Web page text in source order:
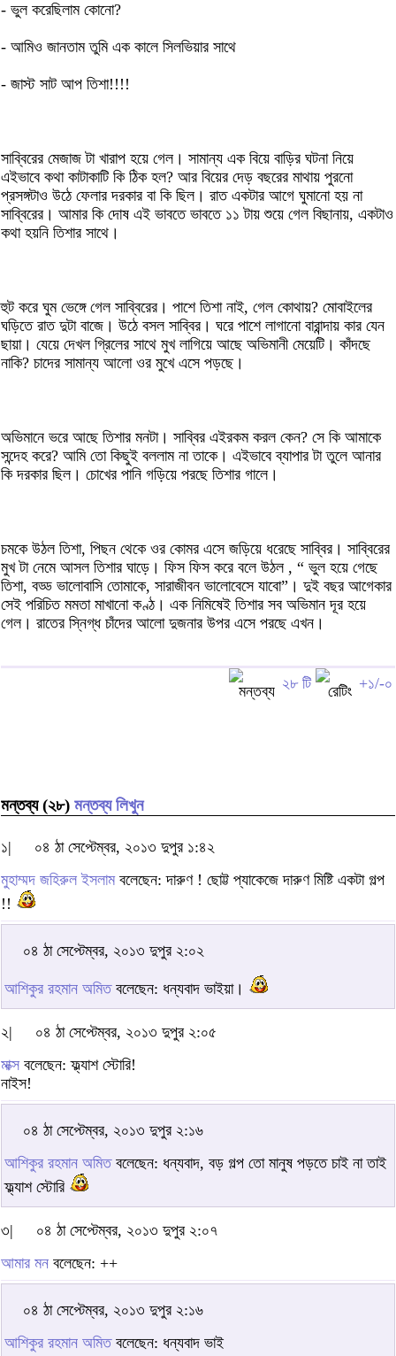
- ভুল করেছিলাম কোনো?
- আমিও জানতাম তুমি এক কালে সিলভিয়ার সাথে
- জাস্ট সাট আপ তিশা!!!!
সাব্বিরের মেজাজ টা খারাপ হয়ে গেল। সামান্য এক বিয়ে বাড়ির ঘটনা নিয়ে
এইভাবে কথা কাটাকাটি কি ঠিক হল? আর বিয়ের দেড় বছরের মাথায় পুরনো
প্রসঙ্গটাও উঠে ফেলার দরকার বা কি ছিল। রাত একটার আগে ঘুমানো হয় না
সাব্বিরের। আমার কি দোষ এই ভাবতে ভাবতে ১১ টায় শুয়ে গেল বিছানায়, একটাও
কথা হয়নি তিশার সাথে।
হুট করে ঘুম ভেঙ্গে গেল সাব্বিরের। পাশে তিশা নাই, গেল কোথায়? মোবাইলের
ঘড়িতে রাত দুটা বাজে। উঠে বসল সাব্বির। ঘরে পাশে লাগানো বারান্দায় কার যেন
ছায়া। যেয়ে দেখল গ্রিলের সাথে মুখ লাগিয়ে আছে অভিমানী মেয়েটি। কাঁদছে
নাকি? চাদের সামান্য আলো ওর মুখে এসে পড়ছে।
অভিমানে ভরে আছে তিশার মনটা। সাব্বির এইরকম করল কেন? সে কি আমাকে
সন্দেহ করে? আমি তো কিছুই বললাম না তাকে। এইভাবে ব্যাপার টা তুলে আনার
কি দরকার ছিল। চোখের পানি গড়িয়ে পরছে তিশার গালে।
চমকে উঠল তিশা, পিছন থেকে ওর কোমর এসে জড়িয়ে ধরেছে সাব্বির। সাব্বিরের
মুখ টা নেমে আসল তিশার ঘাড়ে। ফিস ফিস করে বলে উঠল , “ ভুল হয়ে গেছে
তিশা, বড্ড ভালোবাসি তোমাকে, সারাজীবন ভালোবেসে যাবো”। দুই বছর আগেকার
সেই পরিচিত মমতা মাখানো কণ্ঠ। এক নিমিষেই তিশার সব অভিমান দূর হয়ে
গেল। রাতের স্নিগ্ধ চাঁদের আলো দুজনার উপর এসে পরছে এখন।
২৮ টি +১/-০
মন্তব্য (২৮) মন্তব্য লিখুন
১|
০৪ ঠা সেপ্টেম্বর, ২০১৩ দুপুর ১:৪২
মুহাম্মদ জহিরুল ইসলামবলেছেন: দারুণ ! ছোট্ট প্যাকেজে দারুণ মিষ্টি একটা গল্প
!!
০৪ ঠা সেপ্টেম্বর, ২০১৩ দুপুর ২:০২
আশিকুর রহমান অমিতবলেছেন: ধন্যবাদ ভাইয়া।
২|
০৪ ঠা সেপ্টেম্বর, ২০১৩ দুপুর ২:০৫
মাক্স বলেছেন: ফ্ল্যাশ স্টোরি!
নাইস!
০৪ ঠা সেপ্টেম্বর, ২০১৩ দুপুর ২:১৬
আশিকুর রহমান অমিতবলেছেন: ধন্যবাদ, বড় গল্প তো মানুষ পড়তে চাই না তাই
ফ্ল্যাশ স্টোরি
৩|
০৪ ঠা সেপ্টেম্বর, ২০১৩ দুপুর ২:০৭
আমার মন বলেছেন: ++
০৪ ঠা সেপ্টেম্বর, ২০১৩ দুপুর ২:১৬
আশিকুর রহমান অমিতবলেছেন: ধন্যবাদ ভাই